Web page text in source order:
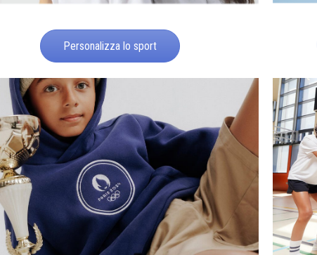
Personalizza lo sport